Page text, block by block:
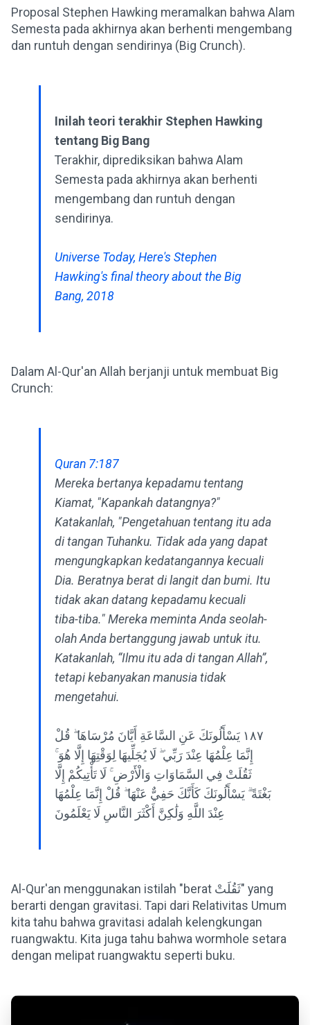
Proposal Stephen Hawking meramalkan bahwa Alam
Semesta pada akhirnya akan berhenti mengembang
dan runtuh dengan sendirinya (Big Crunch).
Inilah teori terakhir Stephen Hawking
tentang Big Bang
Terakhir, diprediksikan bahwa Alam
Semesta pada akhirnya akan berhenti
mengembang dan runtuh dengan
sendirinya.
Universe Today, Here's Stephen
Hawking's final theory about the Big
Bang, 2018
Dalam Al-Qur'an Allah berjanji untuk membuat Big
Crunch:
Quran 7:187
Mereka bertanya kepadamu tentang
Kiamat, "Kapankah datangnya?"
Katakanlah, "Pengetahuan tentang itu ada
di tangan Tuhanku. Tidak ada yang dapat
mengungkapkan kedatangannya kecuali
Dia. Beratnya berat di langit dan bumi. Itu
tidak akan datang kepadamu kecuali
tiba-tiba." Mereka meminta Anda seolah-
olah Anda bertanggung jawab untuk itu.
Katakanlah, “Ilmu itu ada di tangan Allah”,
tetapi kebanyakan manusia tidak
mengetahui.
١٨٧ يَسْأَلُونَكَ عَنِ السَّاعَةِ أَيَّانَ مُرْسَاهَا ۖ قُلْ
إِنَّمَا عِلْمُهَا عِنْدَ رَبِّي ۖ لَا يُجَلِّيهَا لِوَقْتِهَا إِلَّا هُوَ ۚ
ثَقُلَتْ فِي السَّمَاوَاتِ وَالْأَرْضِ ۚ لَا تَأْتِيكُمْ إِلَّا
بَغْتَةً ۗ يَسْأَلُونَكَ كَأَنَّكَ حَفِيٌّ عَنْهَا ۖ قُلْ إِنَّمَا عِلْمُهَا
عِنْدَ اللَّهِ وَلَٰكِنَّ أَكْثَرَ النَّاسِ لَا يَعْلَمُونَ
Al-Qur'an menggunakan istilah "berat ثَقُلَتْ" yang
berarti dengan gravitasi. Tapi dari Relativitas Umum
kita tahu bahwa gravitasi adalah kelengkungan
ruangwaktu. Kita juga tahu bahwa wormhole setara
dengan melipat ruangwaktu seperti buku.